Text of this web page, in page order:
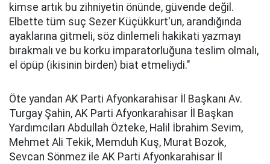
kimse artık bu zihniyetin önünde, güvende değil.
Elbette tüm suç Sezer Küçükkurt'un, arandığında
ayaklarına gitmeli, söz dinlemeli hakikati yazmayı
bırakmalı ve bu korku imparatorluğuna teslim olmalı,
el öpüp (ikisinin birden) biat etmeliydi."
Öte yandan AK Parti Afyonkarahisar İl Başkanı Av.
Turgay Şahin, AK Parti Afyonkarahisar İl Başkan
Yardımcıları Abdullah Özteke, Halil İbrahim Sevim,
Mehmet Ali Tekik, Memduh Kuş, Murat Bozok,
Sevcan Sönmez ile AK Parti Afyonkarahisar İl